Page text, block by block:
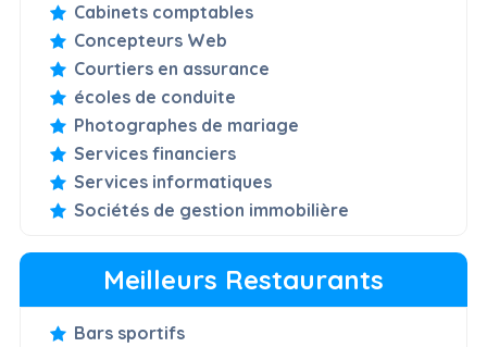
Cabinets comptables
Concepteurs Web
Courtiers en assurance
écoles de conduite
Photographes de mariage
Services financiers
Services informatiques
Sociétés de gestion immobilière
Meilleurs Restaurants
Bars sportifs